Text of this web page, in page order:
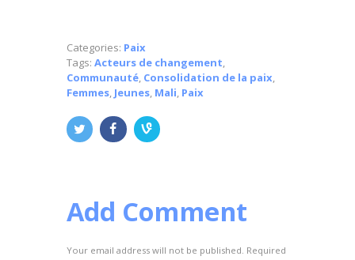
Categories: Paix
Tags: Acteurs de changement,
Communauté, Consolidation de la paix,
Femmes, Jeunes, Mali, Paix
Add Comment
Your email address will not be published. Required